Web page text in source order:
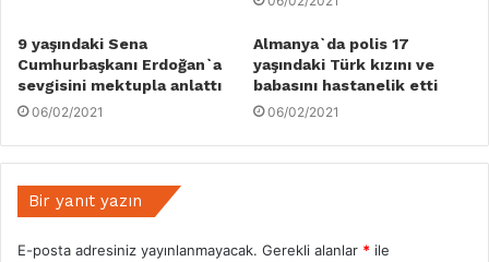
9 yaşındaki Sena
Cumhurbaşkanı Erdoğan`a
sevgisini mektupla anlattı
06/02/2021
Almanya`da polis 17
yaşındaki Türk kızını ve
babasını hastanelik etti
06/02/2021
Bir yanıt yazın
E-posta adresiniz yayınlanmayacak. Gerekli alanlar * ile